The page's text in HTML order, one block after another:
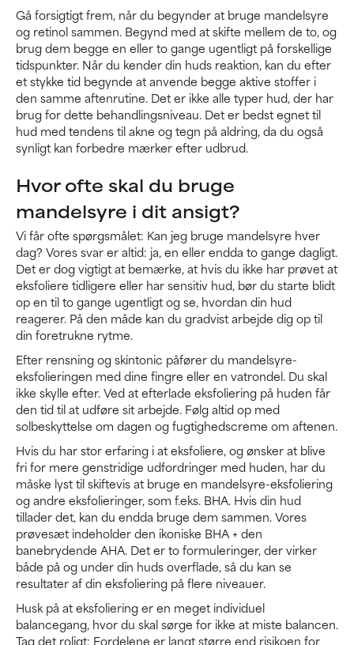
Gå forsigtigt frem, når du begynder at bruge mandelsyre
og retinol sammen. Begynd med at skifte mellem de to, og
brug dem begge en eller to gange ugentligt på forskellige
tidspunkter. Når du kender din huds reaktion, kan du efter
et stykke tid begynde at anvende begge aktive stoffer i
den samme aftenrutine. Det er ikke alle typer hud, der har
brug for dette behandlingsniveau. Det er bedst egnet til
hud med tendens til akne og tegn på aldring, da du også
synligt kan forbedre mærker efter udbrud.
Hvor ofte skal du bruge
mandelsyre i dit ansigt?
Vi får ofte spørgsmålet: Kan jeg bruge mandelsyre hver
dag? Vores svar er altid: ja, en eller endda to gange dagligt.
Det er dog vigtigt at bemærke, at hvis du ikke har prøvet at
eksfoliere tidligere eller har sensitiv hud, bør du starte blidt
op en til to gange ugentligt og se, hvordan din hud
reagerer. På den måde kan du gradvist arbejde dig op til
din foretrukne rytme.
Efter rensning og skintonic påfører du mandelsyre-
eksfolieringen med dine fingre eller en vatrondel. Du skal
ikke skylle efter. Ved at efterlade eksfoliering på huden får
den tid til at udføre sit arbejde. Følg altid op med
solbeskyttelse om dagen og fugtighedscreme om aftenen.
Hvis du har stor erfaring i at eksfoliere, og ønsker at blive
fri for mere genstridige udfordringer med huden, har du
måske lyst til skiftevis at bruge en mandelsyre-eksfoliering
og andre eksfolieringer, som f.eks. BHA. Hvis din hud
tillader det, kan du endda bruge dem sammen. Vores
prøvesæt indeholder den ikoniske BHA + den
banebrydende AHA. Det er to formuleringer, der virker
både på og under din huds overflade, så du kan se
resultater af din eksfoliering på flere niveauer.
Husk på at eksfoliering er en meget individuel
balancegang, hvor du skal sørge for ikke at miste balancen.
Tag det roligt: Fordelene er langt større end risikoen for